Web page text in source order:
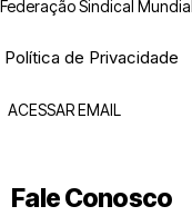
Federação Sindical
Política de Privacidade
ACESSAR EMAIL
Fale Conosco